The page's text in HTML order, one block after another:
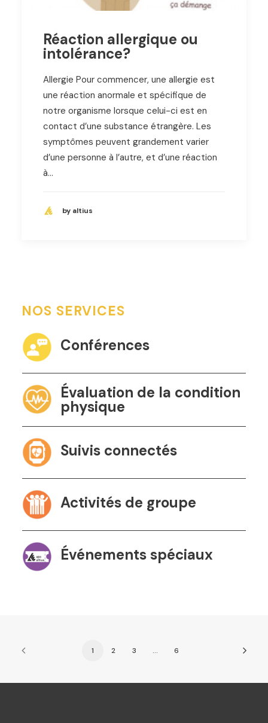
Réaction allergique ou
intolérance?
Allergie Pour commencer, une allergie est
une réaction anormale et spécifique de
notre organisme lorsque celui-ci est en
contact d’une substance étrangère. Les
symptômes peuvent grandement varier
d’une personne à l’autre, et d’une réaction
à…
by altius
NOS SERVICES
Conférences
Évaluation de la condition
physique
Suivis connectés
Activités de groupe
Événements spéciaux
1 2 3 … 6